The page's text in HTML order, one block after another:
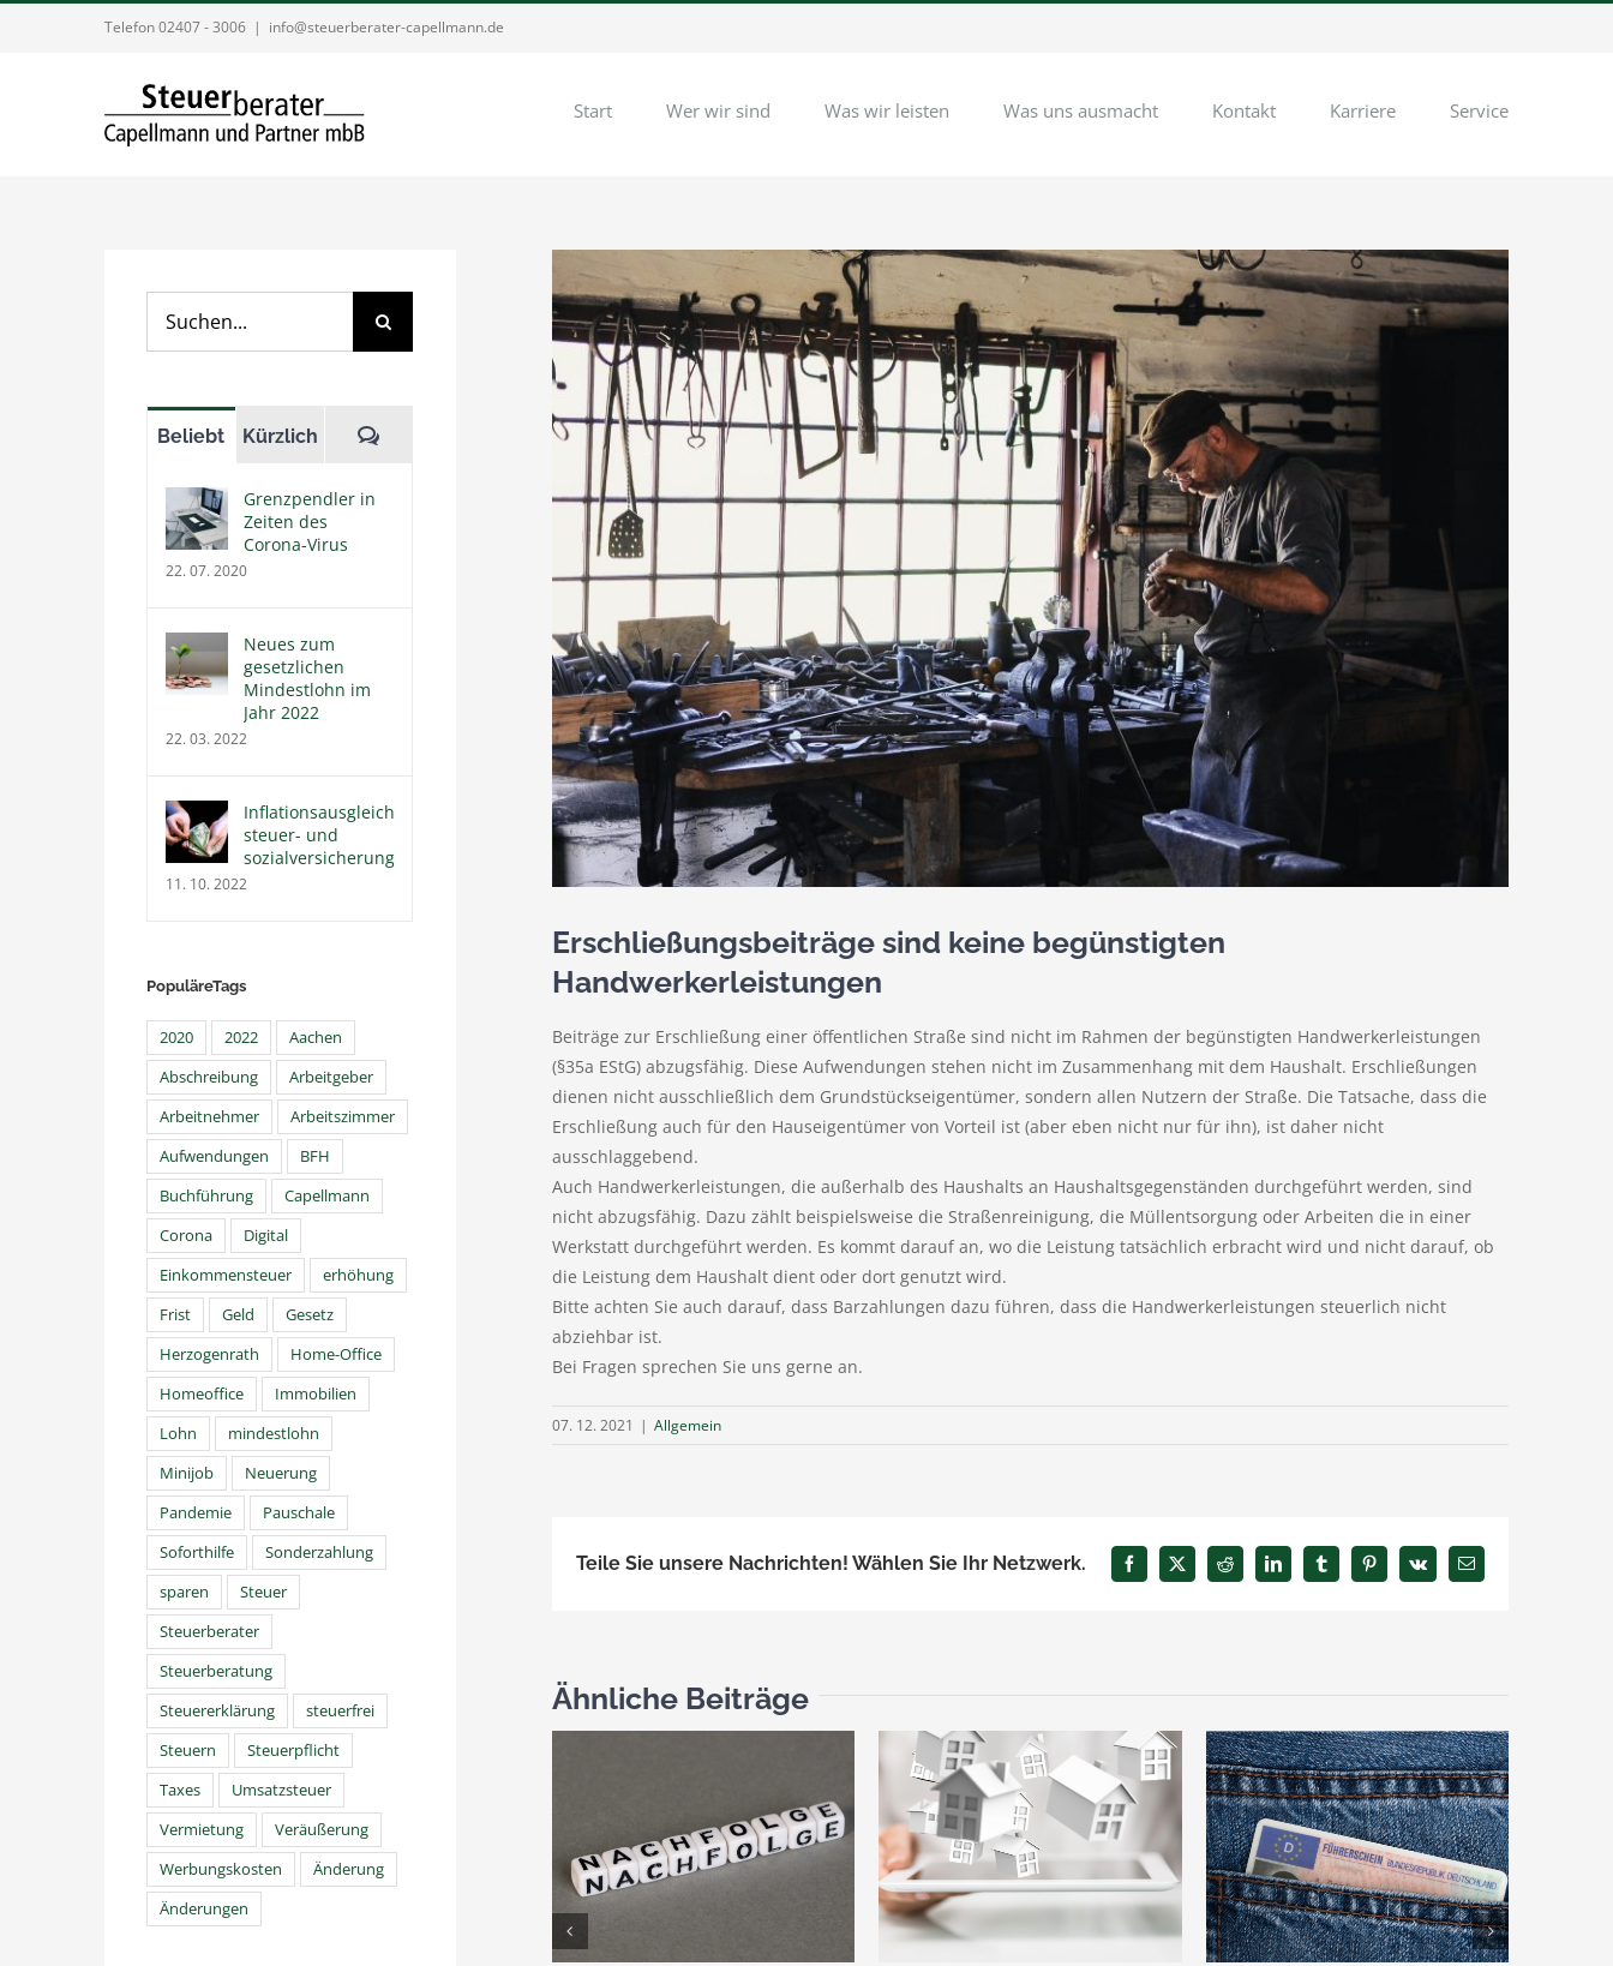
Telefon 02407 - 3006 | info@steuerberater-capellmann.de
Start Wer wir sind Was wir leisten Was uns ausmacht Kontakt Karriere Service
grösseres
Bild
Erschließungsbeiträge sind keine begünstigten
Handwerkerleistungen
Beiträge zur Erschließung einer öffentlichen Straße sind nicht im Rahmen der begünstigten Handwerkerleistungen
(§35a EStG) abzugsfähig. Diese Aufwendungen stehen nicht im Zusammenhang mit dem Haushalt. Erschließungen
dienen nicht ausschließlich dem Grundstückseigentümer, sondern allen Nutzern der Straße. Die Tatsache, dass die
Erschließung auch für den Hauseigentümer von Vorteil ist (aber eben nicht nur für ihn), ist daher nicht
ausschlaggebend.
Auch Handwerkerleistungen, die außerhalb des Haushalts an Haushaltsgegenständen durchgeführt werden, sind
nicht abzugsfähig. Dazu zählt beispielsweise die Straßenreinigung, die Müllentsorgung oder Arbeiten die in einer
Werkstatt durchgeführt werden. Es kommt darauf an, wo die Leistung tatsächlich erbracht wird und nicht darauf, ob
die Leistung dem Haushalt dient oder dort genutzt wird.
Bitte achten Sie auch darauf, dass Barzahlungen dazu führen, dass die Handwerkerleistungen steuerlich nicht
abziehbar ist.
Bei Fragen sprechen Sie uns gerne an.
07. 12. 2021 | Allgemein
Teile Sie unsere Nachrichten! Wählen Sie Ihr Netzwerk. Facebook
X Reddit LinkedInTumblrPinterest
Vk
E-
Mail
Ähnliche Beiträge
nach:
Beliebt Kürzlich Kommentare
Grenzpendler in
Zeiten des
Corona-Virus
22. 07. 2020
Neues zum
gesetzlichen
Mindestlohn im
Jahr 2022
22. 03. 2022
Inflationsausgleichsprämie
steuer- und
sozialversicherungsfrei
11. 10. 2022
PopuläreTags
2020 2022
Aachen
Abschreibung
Arbeitgeber
Arbeitnehmer
Arbeitszimmer
Aufwendungen
BFH
Buchführung
Capellmann
Corona
Digital
Einkommensteuer
erhöhung
Frist
Geld
Gesetz
Herzogenrath
Home-Office
Homeoffice
Immobilien
Lohn
mindestlohn
Minijob
Neuerung
Pandemie
Pauschale
Soforthilfe
Sonderzahlung
sparen
Steuer
Steuerberater
Steuerberatung
Steuererklärung
steuerfrei
Steuern
Steuerpflicht
Taxes
Umsatzsteuer
Vermietung
Veräußerung
Werbungskosten
Änderung
Änderungen